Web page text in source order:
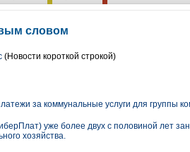
словом
(Новости короткой строкой)
за коммунальные услуги для группы
уже более двух с половиной лет
хозяйства.